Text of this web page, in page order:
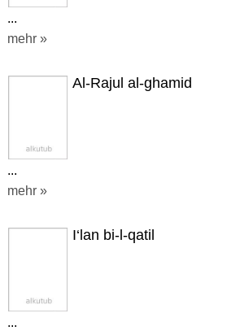
...
mehr »
Al-Rajul al-ghamid
...
mehr »
I‘lan bi-l-qatil
...